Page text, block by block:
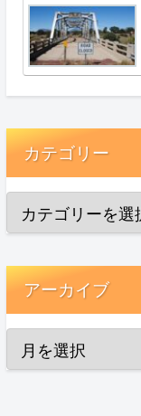
カテゴリー
アーカイブ